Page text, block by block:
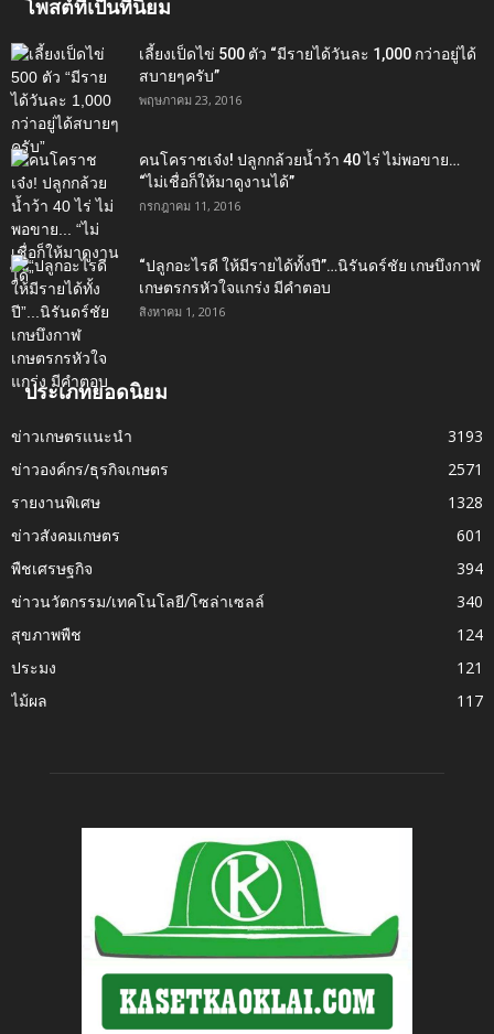
โพสต์ที่เป็นที่นิยม
เลี้ยงเป็ดไข่ 500 ตัว “มีรายได้วันละ 1,000 กว่าอยู่ได้
สบายๆครับ”
พฤษภาคม 23, 2016
คนโคราชเจ๋ง! ปลูกกล้วยน้ำว้า 40 ไร่ ไม่พอขาย…
“ไม่เชื่อก็ให้มาดูงานได้”‬
กรกฎาคม 11, 2016
“ปลูกอะไรดี ให้มีรายได้ทั้งปี”…นิรันดร์ชัย เกษบึงกาฬ
เกษตรกรหัวใจแกร่ง มีคำตอบ
สิงหาคม 1, 2016
ประเภทยอดนิยม
ข่าวเกษตรแนะนำ
3193
ข่าวองค์กร/ธุรกิจเกษตร
2571
รายงานพิเศษ
1328
ข่าวสังคมเกษตร
601
พืชเศรษฐกิจ
394
ข่าวนวัตกรรม/เทคโนโลยี/โซล่าเซลล์
340
สุขภาพพืช
124
ประมง
121
ไม้ผล
117